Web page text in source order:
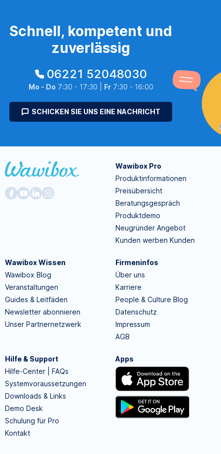
Schnell, kompetent und
zuverlässig
06221 52048030
Mo - Do 7:30 - 17:30 | Fr7:30 - 16:00
SCHICKEN SIE UNS EINE NACHRICHT
Wawibox Pro
Produktinformationen
Preisübersicht
Beratungsgespräch
Produktdemo
Neugründer Angebot
Kunden werben Kunden
Wawibox Wissen
Wawibox Blog
Veranstaltungen
Guides & Leitfäden
Newsletter abonnieren
Unser Partnernetzwerk
Firmeninfos
Über uns
Karriere
People & Culture Blog
Datenschutz
Impressum
AGB
Hilfe & Support
Hilfe-Center | FAQs
Systemvoraussetzungen
Downloads & Links
Demo Desk
Schulung für Pro
Kontakt
Apps